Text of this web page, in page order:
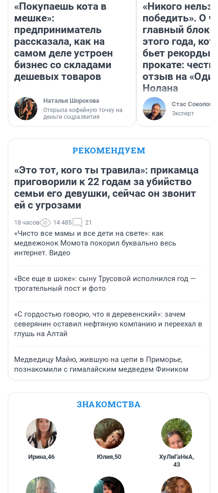
«Покупаешь кота в
мешке»:
предприниматель
рассказала, как на
самом деле устроен
бизнес со складами
дешевых товаров
Наталья Шорохова
Открыла кофейную точку на
деньги соцразвития
«Никого нельзя
победить». О
главный
этого года,
бьет рекорды в
прокате:
отзыв на
Нолана
Стас Соколов
Эксперт
РЕКОМЕНДУЕМ
«Это тот, кого ты травила»: прикамца
приговорили к 22 годам за убийство
семьи его девушки, сейчас он звонит
ей с угрозами
18 часов 14 485 21
«Чисто все мамы и все дети на свете»: как
медвежонок Момота покорил буквально весь
интернет. Видео
«Все еще в шоке»: сыну Трусовой исполнился год —
трогательный пост и фото
«С гордостью говорю, что я деревенский»: зачем
северянин оставил нефтяную компанию и переехал в
глушь на Алтай
Медведицу Майю, жившую на цепи в Приморье,
познакомили с гималайским медведем Фиником
ЗНАКОМСТВА
Ирина,46 Юлия,50 ХуЛиГаНкА,
43